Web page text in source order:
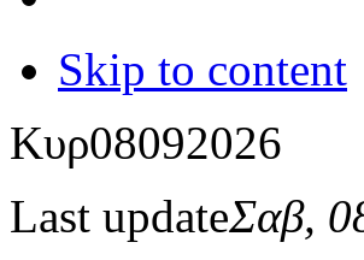
Skip to content
Κυρ08092026
Last updateΣαβ,